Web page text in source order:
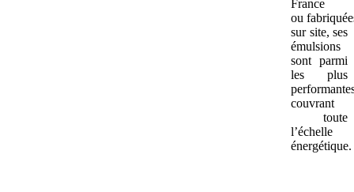
France
ou
sur site, ses
émulsions
sont parmi
les plus
couvrant
toute
l’échelle
énergétique.